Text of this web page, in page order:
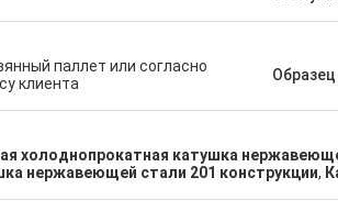
паллет или согласно
клиента
Образец
холоднопрокатная катушка
нержавеющей стали 201 конструкции,